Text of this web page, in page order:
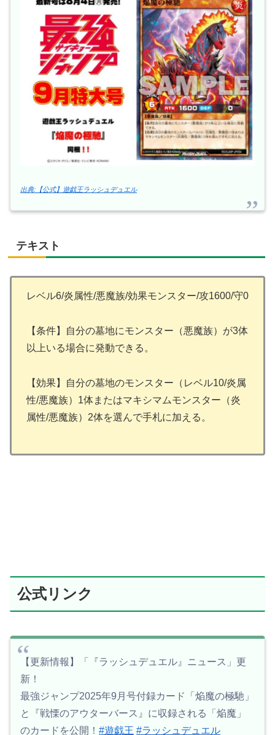
出典:【公式】遊戯王ラッシュデュエル
テキスト
レベル6/炎属性/悪魔族/効果モンスター/攻1600/守0
【条件】自分の墓地にモンスター（悪魔族）が3体
以上いる場合に発動できる。
【効果】自分の墓地のモンスター（レベル10/炎属
性/悪魔族）1体またはマキシマムモンスター（炎
属性/悪魔族）2体を選んで手札に加える。
公式リンク
【更新情報】「『ラッシュデュエル』ニュース」更
新！
最強ジャンプ2025年9月号付録カード「焔魔の極馳」
と『戦慄のアウターバース』に収録される「焔魔」
のカードを公開！ #遊戯王 #ラッシュデュエル